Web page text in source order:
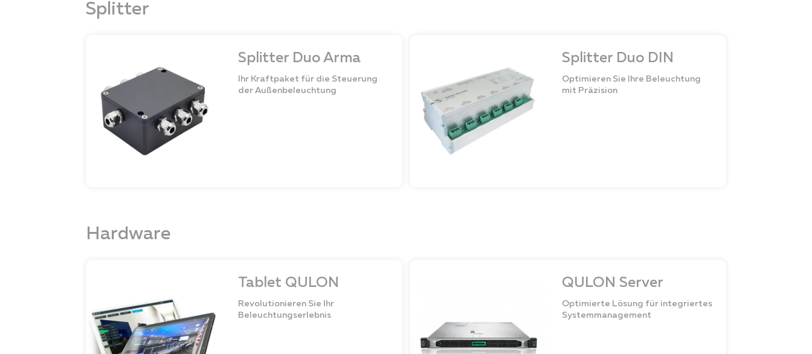
Splitter
Splitter Duo Arma
Ihr Kraftpaket für die Steuerung
der Außenbeleuchtung
Splitter Duo DIN
Optimieren Sie Ihre Beleuchtung
mit Präzision
Hardware
Tablet QULON
Revolutionieren Sie Ihr
Beleuchtungserlebnis
QULON Server
Optimierte Lösung für integriertes
Systemmanagement